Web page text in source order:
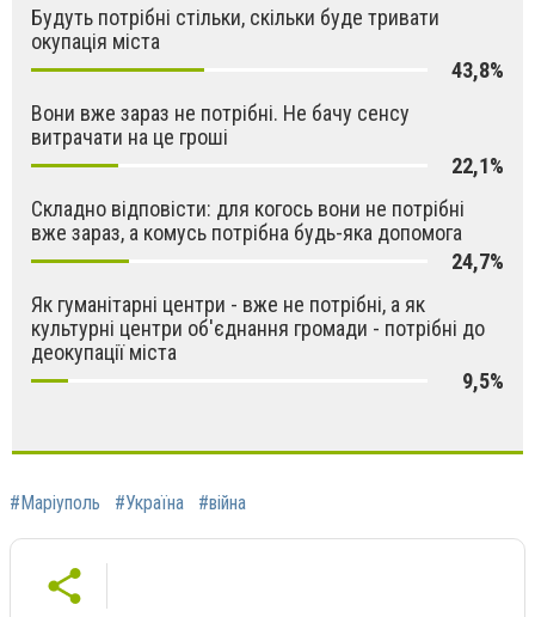
Будуть потрібні стільки, скільки буде тривати
окупація міста
43,8%
Вони вже зараз не потрібні. Не бачу сенсу
витрачати на це гроші
22,1%
Складно відповісти: для когось вони не потрібні
вже зараз, а комусь потрібна будь-яка допомога
24,7%
Як гуманітарні центри - вже не потрібні, а як
культурні центри об'єднання громади - потрібні до
деокупації міста
9,5%
#Маріуполь #Україна #війна